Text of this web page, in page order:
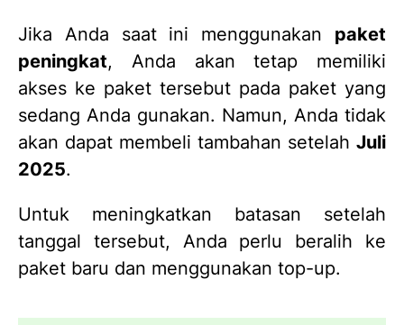
Jika Anda saat ini menggunakan paket
peningkat, Anda akan tetap memiliki
akses ke paket tersebut pada paket yang
sedang Anda gunakan. Namun, Anda tidak
akan dapat membeli tambahan setelah Juli
2025.
Untuk meningkatkan batasan setelah
tanggal tersebut, Anda perlu beralih ke
paket baru dan menggunakan top-up.